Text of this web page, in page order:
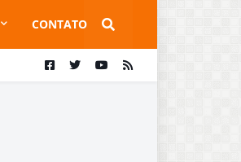
CONTATO